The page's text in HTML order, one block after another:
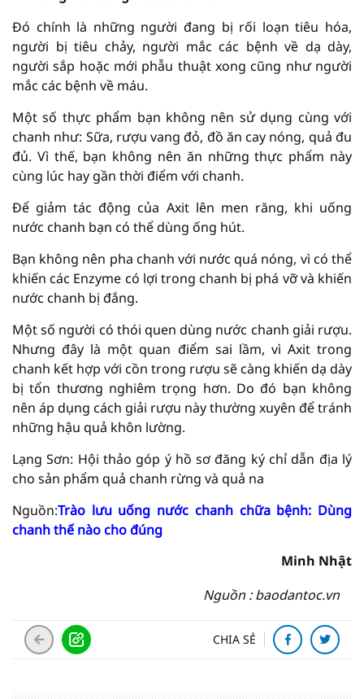
Đó chính là những người đang bị rối loạn tiêu hóa,
người bị tiêu chảy, người mắc các bệnh về dạ dày,
người sắp hoặc mới phẫu thuật xong cũng như người
mắc các bệnh về máu.
Một số thực phẩm bạn không nên sử dụng cùng với
chanh như: Sữa, rượu vang đỏ, đồ ăn cay nóng, quả đu
đủ. Vì thế, bạn không nên ăn những thực phẩm này
cùng lúc hay gần thời điểm với chanh.
Để giảm tác động của Axit lên men răng, khi uống
nước chanh bạn có thể dùng ống hút.
Bạn không nên pha chanh với nước quá nóng, vì có thể
khiến các Enzyme có lợi trong chanh bị phá vỡ và khiến
nước chanh bị đắng.
Một số người có thói quen dùng nước chanh giải rượu.
Nhưng đây là một quan điểm sai lầm, vì Axit trong
chanh kết hợp với cồn trong rượu sẽ càng khiến dạ dày
bị tổn thương nghiêm trọng hơn. Do đó bạn không
nên áp dụng cách giải rượu này thường xuyên để tránh
những hậu quả khôn lường.
Lạng Sơn: Hội thảo góp ý hồ sơ đăng ký chỉ dẫn địa lý
cho sản phẩm quả chanh rừng và quả na
Nguồn:Trào lưu uống nước chanh chữa bệnh: Dùng
chanh thế nào cho đúng
Minh Nhật
Nguồn : baodantoc.vn
CHIA SẺ